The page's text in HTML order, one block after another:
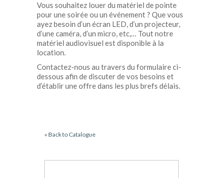
Vous souhaitez louer du matériel de pointe
pour une soirée ou un événement ? Que vous
ayez besoin d’un écran LED, d’un projecteur,
d’une caméra, d’un micro, etc,… Tout notre
matériel audiovisuel est disponible à la
location.
Contactez-nous au travers du formulaire ci-
dessous afin de discuter de vos besoins et
d’établir une offre dans les plus brefs délais.
« Back to Catalogue